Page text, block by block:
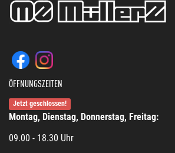
ÖFFNUNGSZEITEN
Jetzt geschlossen!
Montag, Dienstag, Donnerstag, Freitag:
09.00 - 18.30 Uhr